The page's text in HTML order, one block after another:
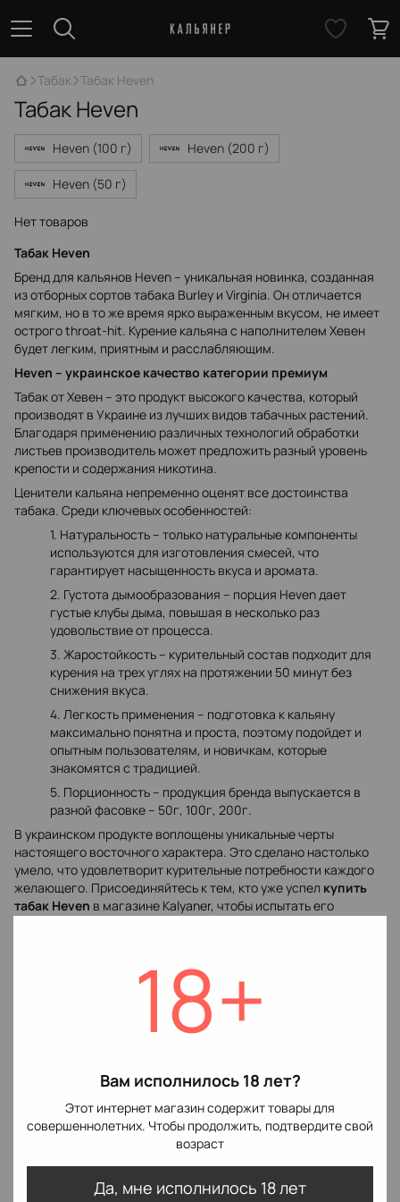
18+
Вам исполнилось 18 лет?
Этот интернет магазин содержит товары для
совершеннолетних. Чтобы продолжить, подтвердите свой
возраст
Да, мне исполнилось 18 лет
Табак Табак Heven
Табак Heven
Heven (100 г) Heven (200 г)
Heven (50 г)
Нет товаров
Табак Heven
Бренд для кальянов Heven – уникальная новинка, созданная
из отборных сортов табака Burley и Virginia. Он отличается
мягким, но в то же время ярко выраженным вкусом, не имеет
острого throat-hit. Курение кальяна с наполнителем Хевен
будет легким, приятным и расслабляющим.
Heven – украинское качество категории премиум
Табак от Хевен – это продукт высокого качества, который
производят в Украине из лучших видов табачных растений.
Благодаря применению различных технологий обработки
листьев производитель может предложить разный уровень
крепости и содержания никотина.
Ценители кальяна непременно оценят все достоинства
табака. Среди ключевых особенностей:
1. Натуральность – только натуральные компоненты
используются для изготовления смесей, что
гарантирует насыщенность вкуса и аромата.
2. Густота дымообразования – порция Heven дает
густые клубы дыма, повышая в несколько раз
удовольствие от процесса.
3. Жаростойкость – курительный состав подходит для
курения на трех углях на протяжении 50 минут без
снижения вкуса.
4. Легкость применения – подготовка к кальяну
максимально понятна и проста, поэтому подойдет и
опытным пользователям, и новичкам, которые
знакомятся с традицией.
5. Порционность – продукция бренда выпускается в
разной фасовке – 50г, 100г, 200г.
В украинском продукте воплощены уникальные черты
настоящего восточного характера. Это сделано настолько
умело, что удовлетворит курительные потребности каждого
желающего. Присоединяйтесь к тем, кто уже успел купить
табак Heven в магазине Kalyaner, чтобы испытать его
Продукт представлен в широком разнообразии ароматов, что
позволит курильщикам найти идеальный вкус, подчеркнуть
свою индивидуальность. Традиционные и экзотические ноты
превратят курение в чистое наслаждение.
пряные – более насыщенные оттенки, которые звучат
необычно и пикантно;
тропические – нежные и сочные спелые фрукты,
наполнены экзотикой и солнцем;
свежие – мятный, бодрящий эффект в нескольких
вариантах для самых изысканных гурманов.